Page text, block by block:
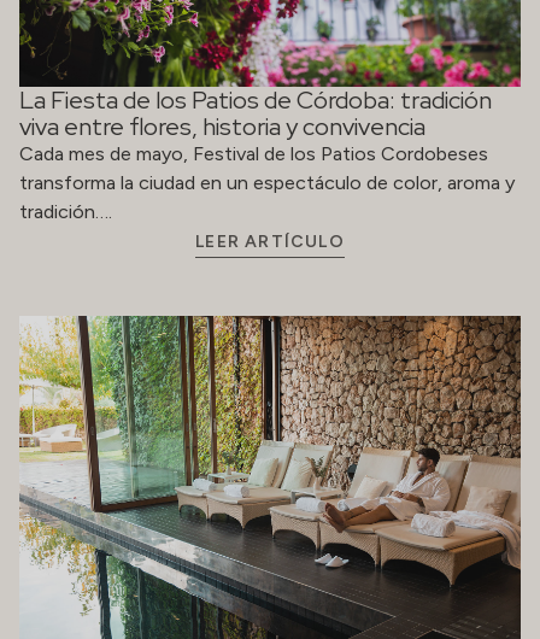
La Fiesta de los Patios de Córdoba: tradición
viva entre flores, historia y convivencia
Cada mes de mayo, Festival de los Patios Cordobeses
transforma la ciudad en un espectáculo de color, aroma y
tradición….
LEER ARTÍCULO